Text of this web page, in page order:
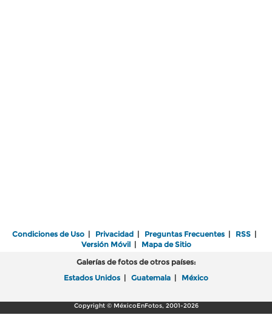
Condiciones de Uso | Privacidad | Preguntas Frecuentes | RSS |
Versión Móvil| Mapa de Sitio
Galerías de fotos de otros países:
Estados Unidos | Guatemala | México
Copyright © MéxicoEnFotos, 2001-2026